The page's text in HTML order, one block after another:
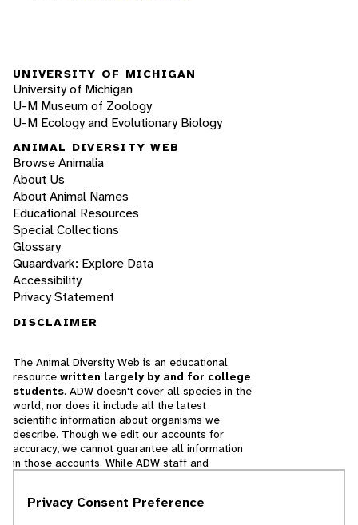
UNIVERSITY OF MICHIGAN
University of Michigan
U-M Museum of Zoology
U-M Ecology and Evolutionary Biology
ANIMAL DIVERSITY WEB
Browse Animalia
About Us
About Animal Names
Educational Resources
Special Collections
Glossary
Quaardvark: Explore Data
Accessibility
Privacy Statement
DISCLAIMER
The Animal Diversity Web is an educational
resource written largely by and for college
students. ADW doesn't cover all species in the
world, nor does it include all the latest
scientific information about organisms we
describe. Though we edit our accounts for
accuracy, we cannot guarantee all information
in those accounts. While ADW staff and
cannot necessarily endorse the contents of
Privacy Consent Preference